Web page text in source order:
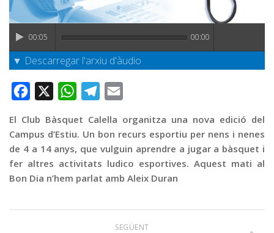
Publicitat
00:05 00:00
▼ Descarregar l'arxiu d'àudio
Facebook WhatsAppTelegram
El Club Bàsquet Calella organitza una nova edició del
Campus d’Estiu. Un bon recurs esportiu per nens i nenes
de 4 a 14 anys, que vulguin aprendre a jugar a bàsquet i
fer altres activitats ludico esportives. Aquest mati al
Bon Dia n’hem parlat amb Aleix Duran
SEGÜENT